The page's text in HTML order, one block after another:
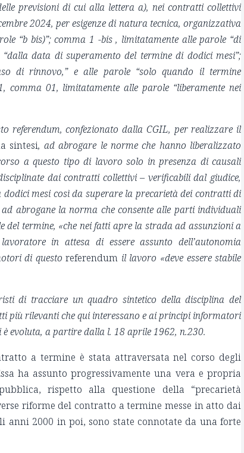
previsioni di cui alla lettera a), nei contratti collettivi
2024, per esigenze di natura tecnica, organizzativa
“b bis)”; comma 1 -bis , limitatamente alle parole “di
data di superamento del termine di dodici mesi”;
di rinnovo,” e alle parole “solo quando il termine
comma 01, limitatamente alle parole “liberamente nei
referendum, confezionato dalla CGIL, per realizzare il
sintesi, ad abrogare le norme che hanno liberalizzato
a questo tipo di lavoro solo in presenza di causali
dai contratti collettivi – verificabili dal giudice,
mesi così da superare la precarietà dei contratti di
abrogane la norma che consente alle parti individuali
del termine, «che nei fatti apre la strada ad assunzioni a
in attesa di essere assunto dell’autonomia
di questoreferendum il lavoro «deve essere stabile
di tracciare un quadro sintetico della disciplina del
più rilevanti che qui interessano e ai principi informatori
è evoluta, a partire dalla l. 18 aprile 1962, n.230.
a termine è stata attraversata nel corso degli
ha assunto progressivamente una vera e propria
rispetto alla questione della “precarietà
riforme del contratto a termine messe in atto dai
anni 2000 in poi, sono state connotate da una forte